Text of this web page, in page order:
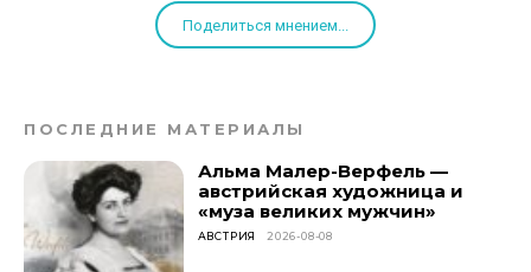
Поделиться мнением...
ПОСЛЕДНИЕ МАТЕРИАЛЫ
Альма Малер-Верфель —
австрийская художница и
«муза великих мужчин»
АВСТРИЯ 2026-08-08